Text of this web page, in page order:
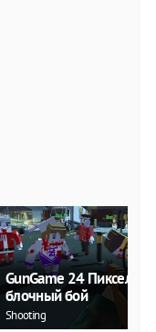
GunGame 24
блочный бой
Shooting